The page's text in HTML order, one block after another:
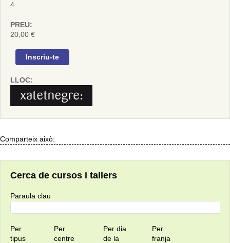
4
PREU:
20,00 €
Inscriu-te
LLOC:
Comparteix això:
Cerca de cursos i tallers
Paraula clau
Per
tipus
Per
centre
Per dia
de la
Per
franja